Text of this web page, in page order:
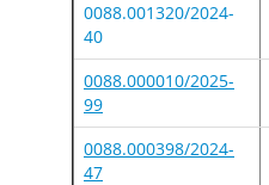
0088.001320/2024-
40
0088.000010/2025-
99
0088.000398/2024-
47